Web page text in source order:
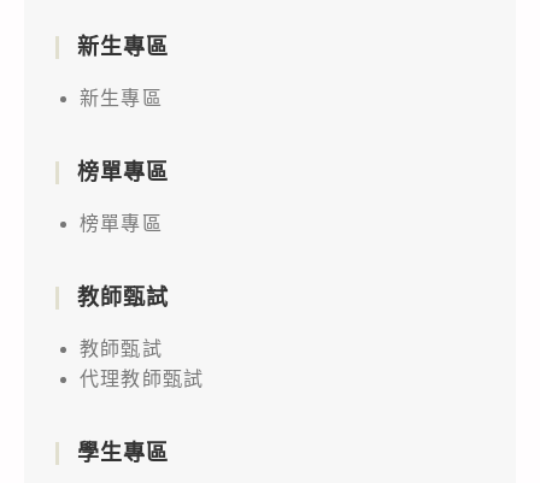
新生專區
新生專區
榜單專區
榜單專區
教師甄試
教師甄試
代理教師甄試
學生專區